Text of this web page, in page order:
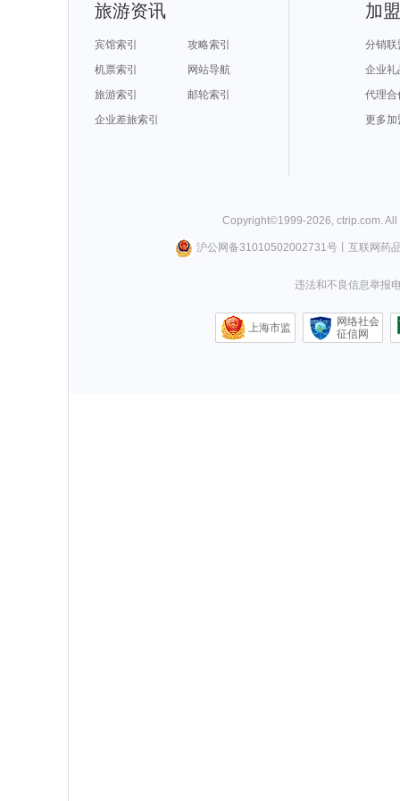
旅游资讯
宾馆索引
攻略索引
机票索引
网站导航
旅游索引
邮轮索引
企业差旅索引
加
分销联
企业礼
代理合
更多加
Copyright©1999-2026, ctrip.com.
沪公网备31010502002731号丨 互联网药
违法和不良信息举报
上海市监
网络社会
征信网